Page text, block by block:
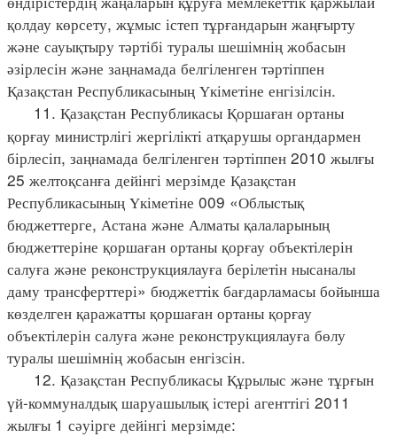
қолдау көрсету, жұмыс істеп тұрғандарын жаңғырту
және сауықтыру тәртібі туралы шешімнің жобасын
әзірлесін және заңнамада белгіленген тәртіппен
Қазақстан Республикасының Үкіметіне енгізілсін.
11. Қазақстан Республикасы Қоршаған ортаны
қорғау министрлігі жергілікті атқарушы органдармен
бірлесіп, заңнамада белгіленген тәртіппен 2010 жылғы
25 желтоқсанға дейінгі мерзімде Қазақстан
Республикасының Үкіметіне 009 «Облыстық
бюджеттерге, Астана және Алматы қалаларының
бюджеттеріне қоршаған ортаны қорғау объектілерін
салуға және реконструкциялауға берілетін нысаналы
даму трансферттері» бюджеттік бағдарламасы бойынша
көзделген қаражатты қоршаған ортаны қорғау
объектілерін салуға және реконструкциялауға бөлу
туралы шешімнің жобасын енгізсін.
12. Қазақстан Республикасы Құрылыс және тұрғын
үй-коммуналдық шаруашылық істері агенттігі 2011
жылғы 1 сәуірге дейінгі мерзімде: